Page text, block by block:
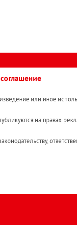
или иное
на правах